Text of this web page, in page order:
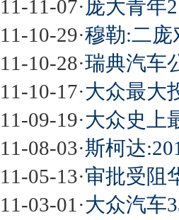
11-11-07·庞大青年
11-10-29·穆勒:二庞
11-10-28·瑞典汽车
11-10-17·大众最大
11-09-19·大众史上
11-08-03·斯柯达
11-05-13·审批受阻
11-03-01 ·大众汽车